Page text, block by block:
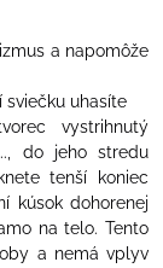
a napomôže
sviečku uhasíte
vystrihnutý
do jeho stredu
tenší koniec
kúsok dohorenej
na telo. Tento
a nemá vplyv